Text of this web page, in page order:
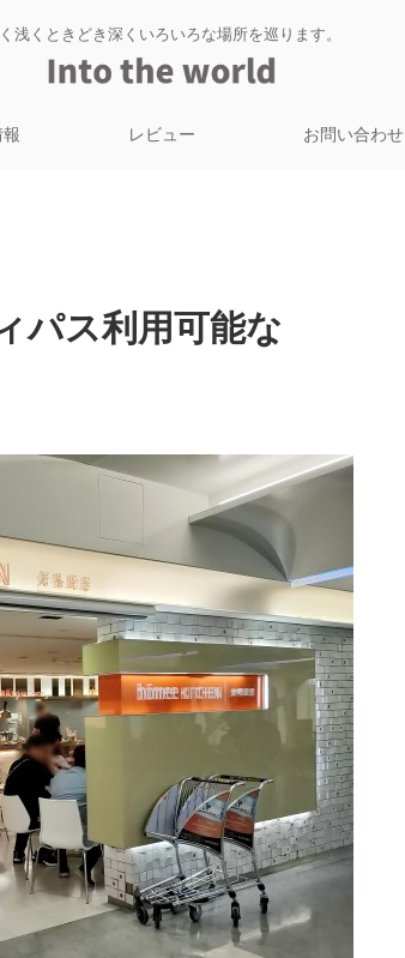
浅くときどき深くいろいろな場所を巡ります。
レビュー お問い合わせ
パス利用可能な